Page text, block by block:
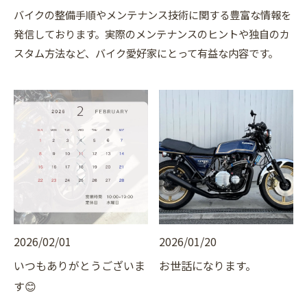
バイクの整備手順やメンテナンス技術に関する豊富な情報を
発信しております。実際のメンテナンスのヒントや独自のカ
スタム方法など、バイク愛好家にとって有益な内容です。
2026/02/01
いつもありがとうございま
す😊
2026/01/20
お世話になります。